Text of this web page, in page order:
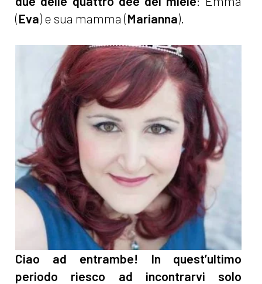
(Eva) e sua mamma (Marianna).
Ciao ad entrambe! In quest’ultimo
periodo riesco ad incontrarvi solo